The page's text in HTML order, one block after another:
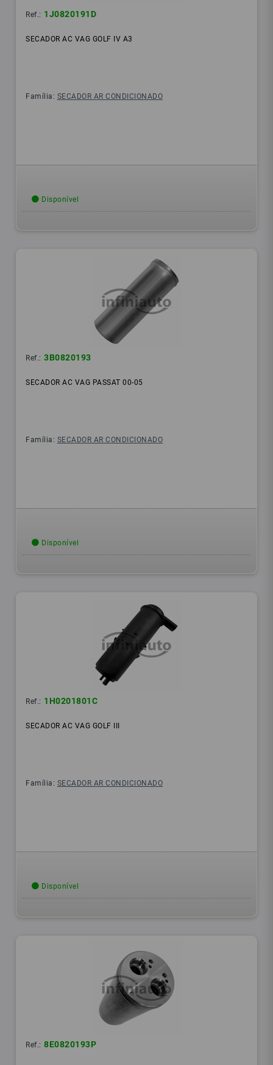
Ref.: 1J0820191D
SECADOR AC VAG GOLF IV A3
Família: SECADOR AR CONDICIONADO
Disponível
Ref.: 3B0820193
SECADOR AC VAG PASSAT 00-05
Família: SECADOR AR CONDICIONADO
Disponível
Ref.: 1H0201801C
SECADOR AC VAG GOLF III
Família: SECADOR AR CONDICIONADO
Disponível
Ref.: 8E0820193P